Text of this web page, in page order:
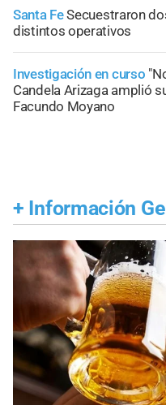
Santa FeSecuestraron
distintos operativos
Investigación en curso
Candela Arizaga amplió
Facundo Moyano
+ Información